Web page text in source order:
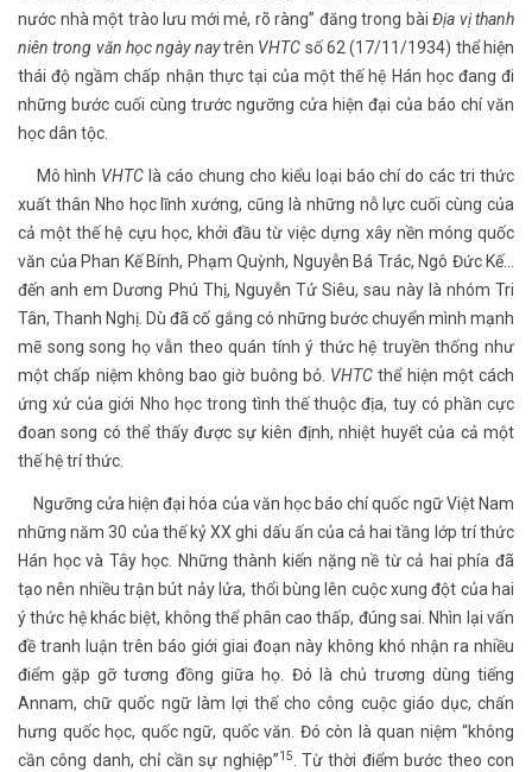
nước nhà một trào lưu mới mẻ, rõ ràng” đăng trong bài Địa vị thanh
niên trong văn học ngày naytrên VHTC số 62 (17/11/1934) thể hiện
thái độ ngầm chấp nhận thực tại của một thế hệ Hán học đang đi
những bước cuối cùng trước ngưỡng cửa hiện đại của báo chí văn
học dân tộc.
Mô hình VHTC là cáo chung cho kiểu loại báo chí do các tri thức
xuất thân Nho học lĩnh xướng, cũng là những nỗ lực cuối cùng của
cả một thế hệ cựu học, khởi đầu từ việc dựng xây nền móng quốc
văn của Phan Kế Bính, Phạm Quỳnh, Nguyễn Bá Trác, Ngô Đức Kế...
đến anh em Dương Phú Thị, Nguyễn Tử Siêu, sau này là nhóm Tri
Tân, Thanh Nghị. Dù đã cố gắng có những bước chuyển mình mạnh
mẽ song song họ vẫn theo quán tính ý thức hệ truyền thống như
một chấp niệm không bao giờ buông bỏ. VHTC thể hiện một cách
ứng xử của giới Nho học trong tình thế thuộc địa, tuy có phần cực
đoan song có thể thấy được sự kiên định, nhiệt huyết của cả một
thế hệ trí thức.
Ngưỡng cửa hiện đại hóa của văn học báo chí quốc ngữ Việt Nam
những năm 30 của thế kỷ XX ghi dấu ấn của cả hai tầng lớp trí thức
Hán học và Tây học. Những thành kiến nặng nề từ cả hai phía đã
tạo nên nhiều trận bút nảy lửa, thổi bùng lên cuộc xung đột của hai
ý thức hệ khác biệt, không thể phân cao thấp, đúng sai. Nhìn lại vấn
đề tranh luận trên báo giới giai đoạn này không khó nhận ra nhiều
điểm gặp gỡ tương đồng giữa họ. Đó là chủ trương dùng tiếng
Annam, chữ quốc ngữ làm lợi thế cho công cuộc giáo dục, chấn
hưng quốc học, quốc ngữ, quốc văn. Đó còn là quan niệm “không
cần công danh, chỉ cần sự nghiệp”15
. Từ thời điểm bước theo con